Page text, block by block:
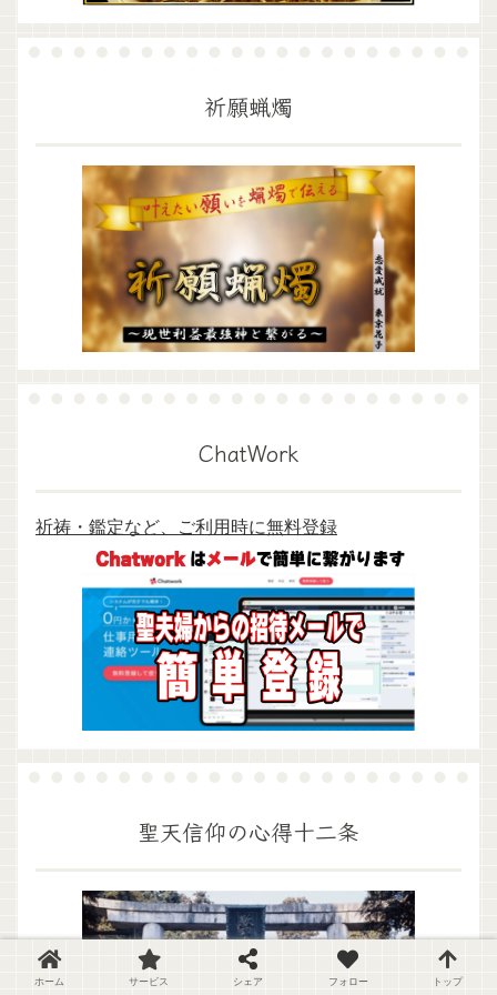
祈願蝋燭
ChatWork
祈祷・鑑定など、ご利用時に無料登録
聖天信仰の心得十二条
ホーム サービス シェア フォロー トップ